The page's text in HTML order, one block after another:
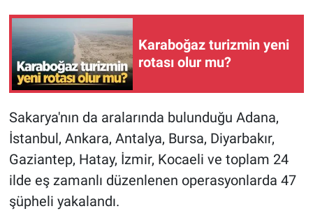
Karaboğaz turizmin yeni
rotası olur mu?
Sakarya'nın da aralarında bulunduğu Adana,
İstanbul, Ankara, Antalya, Bursa, Diyarbakır,
Gaziantep, Hatay, İzmir, Kocaeli ve toplam 24
ilde eş zamanlı düzenlenen operasyonlarda 47
şüpheli yakalandı.